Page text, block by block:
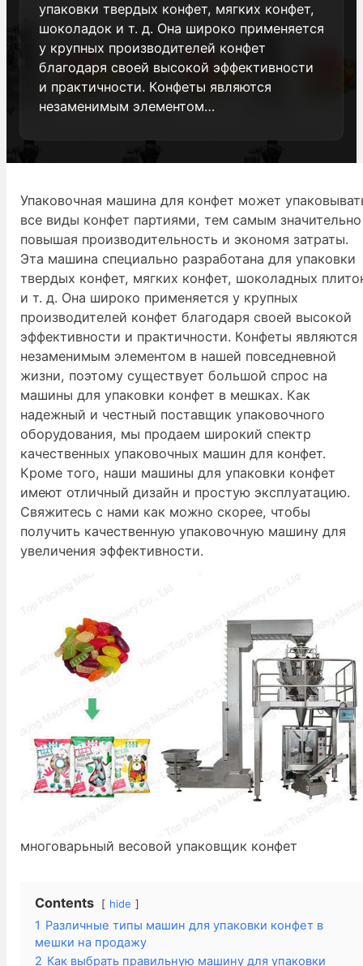
упаковки твердых конфет, мягких конфет,
шоколадок и т. д. Она широко применяется
у крупных производителей конфет
благодаря своей высокой эффективности
и практичности. Конфеты являются
незаменимым элементом…
Упаковочная машина для конфет может
все виды конфет партиями, тем самым значительно
повышая производительность и экономя затраты.
Эта машина специально разработана для упаковки
твердых конфет, мягких конфет, шоколадных
и т. д. Она широко применяется у крупных
производителей конфет благодаря своей высокой
эффективности и практичности. Конфеты являются
незаменимым элементом в нашей повседневной
жизни, поэтому существует большой спрос на
машины для упаковки конфет в мешках. Как
надежный и честный поставщик упаковочного
оборудования, мы продаем широкий спектр
качественных упаковочных машин для конфет.
Кроме того, наши машины для упаковки конфет
имеют отличный дизайн и простую эксплуатацию.
Свяжитесь с нами как можно скорее, чтобы
получить качественную упаковочную машину для
увеличения эффективности.
многоварьный весовой упаковщик конфет
Contents hide
1 Различные типы машин для упаковки конфет в
мешки на продажу
2 Как выбрать правильную машину для упаковки